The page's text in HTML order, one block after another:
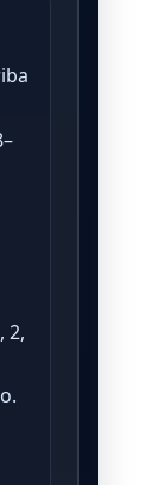
2,